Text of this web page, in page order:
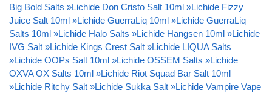
Big Bold Salts »Lichide Don Cristo Salt 10ml »Lichide Fizzy
Juice Salt 10ml »Lichide GuerraLiq 10ml »Lichide GuerraLiq
Salts 10ml »Lichide Halo Salts »Lichide Hangsen 10ml »Lichide
IVG Salt »Lichide Kings Crest Salt »Lichide LIQUA Salts
»Lichide OOPs Salt 10ml »Lichide OSSEM Salts »Lichide
OXVA OX Salts 10ml »Lichide Riot Squad Bar Salt 10ml
»Lichide Ritchy Salt »Lichide Sukka Salt »Lichide Vampire Vape